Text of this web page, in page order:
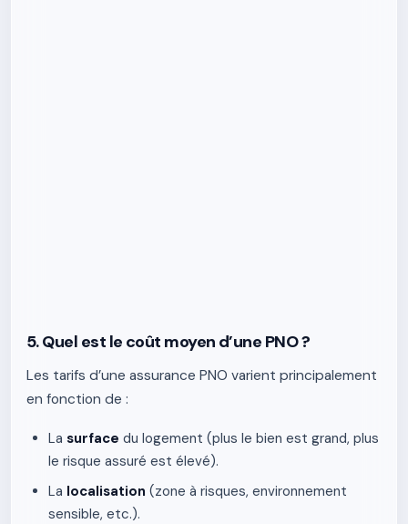
5. Quel est le coût moyen d’une PNO ?
Les tarifs d’une assurance PNO varient principalement
en fonction de :
La surface du logement (plus le bien est grand, plus
le risque assuré est élevé).
La localisation (zone à risques, environnement
sensible, etc.).